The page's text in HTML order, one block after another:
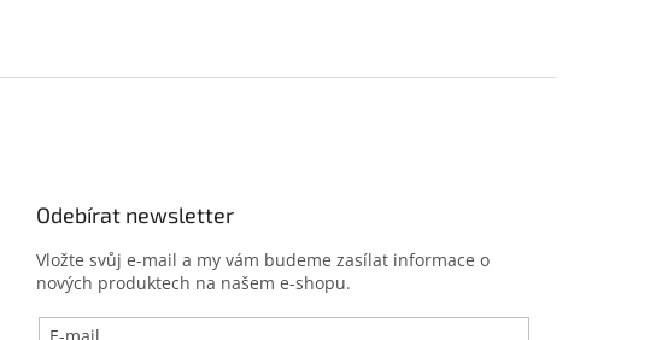
Odebírat newsletter
Vložte svůj e-mail a my vám budeme zasílat informace o
nových produktech na našem e-shopu.